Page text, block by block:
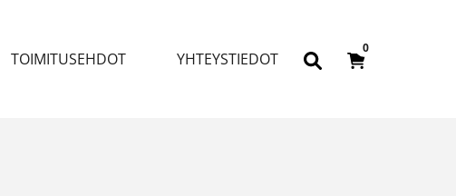
TOIMITUSEHDOT YHTEYSTIEDOT
0